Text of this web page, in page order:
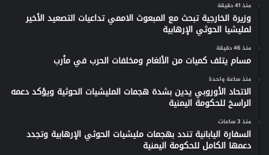
منذ 41 دقيقة
وزيرة الخارجية تبحث مع المبعوث الاممي تداعيات التصعيد الأخير
لمليشيا الحوثي الإرهابية
منذ 46 دقيقة
مسام يتلف كميات من الألغام ومخلفات الحرب في مأرب
منذ ساعة واحدة
الاتحاد الأوروبي يدين بشدة هجمات المليشيات الحوثية ويؤكد دعمه
الراسخ للحكومة اليمنية
منذ 3 ساعات
السفارة اليابانية تندد بهجمات مليشيات الحوثي الإرهابية وتجدد
دعمها الكامل للحكومة اليمنية